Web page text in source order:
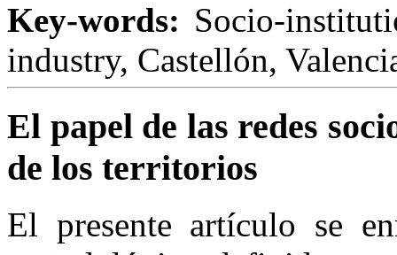
Key-words: Socio-
industry, Castellón,
El papel de las redes
de los territorios
El presente artículo se